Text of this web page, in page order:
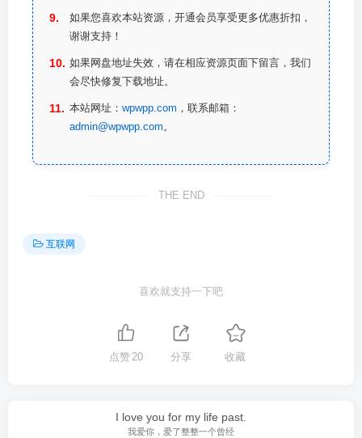
如果您喜欢本站资源，开通会员享受更多优惠折扣，
谢谢支持！
如果网盘地址失效，请在相应资源页面下留言，我们
会尽快修复下载地址。
本站网址： wpwpp.com ，联系邮箱：
admin@wpwpp.com 。
THE END
互联网
喜欢就支持一下吧
点赞 20 分享 收藏
I love you for my life past.
我爱你，爱了整整一个曾经